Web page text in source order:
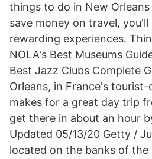
things to do in New
save money on travel,
rewarding experiences.
NOLA's Best Museums
Best Jazz Clubs Complete
Orleans, in France's tourist-
makes for a great day trip
get there in about an hour
Updated 05/13/20 Getty /
located on the banks of the